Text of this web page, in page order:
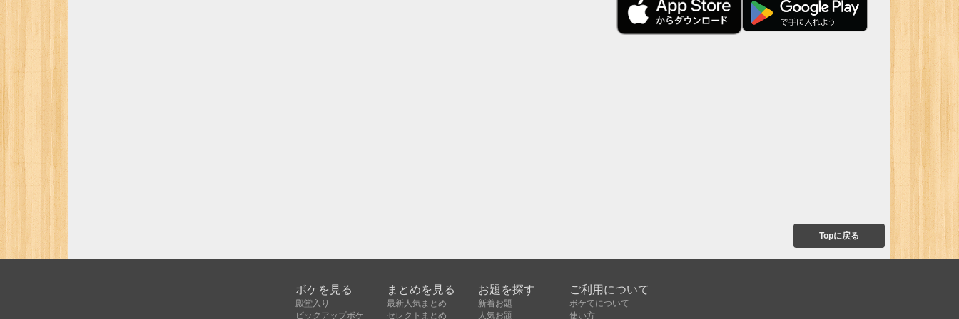
Topに戻る
ボケを見る
殿堂入り
ピックアップボケ
まとめを見る
最新人気まとめ
セレクトまとめ
お題を探す
新着お題
人気お題
ご利用について
ボケてについて
使い方